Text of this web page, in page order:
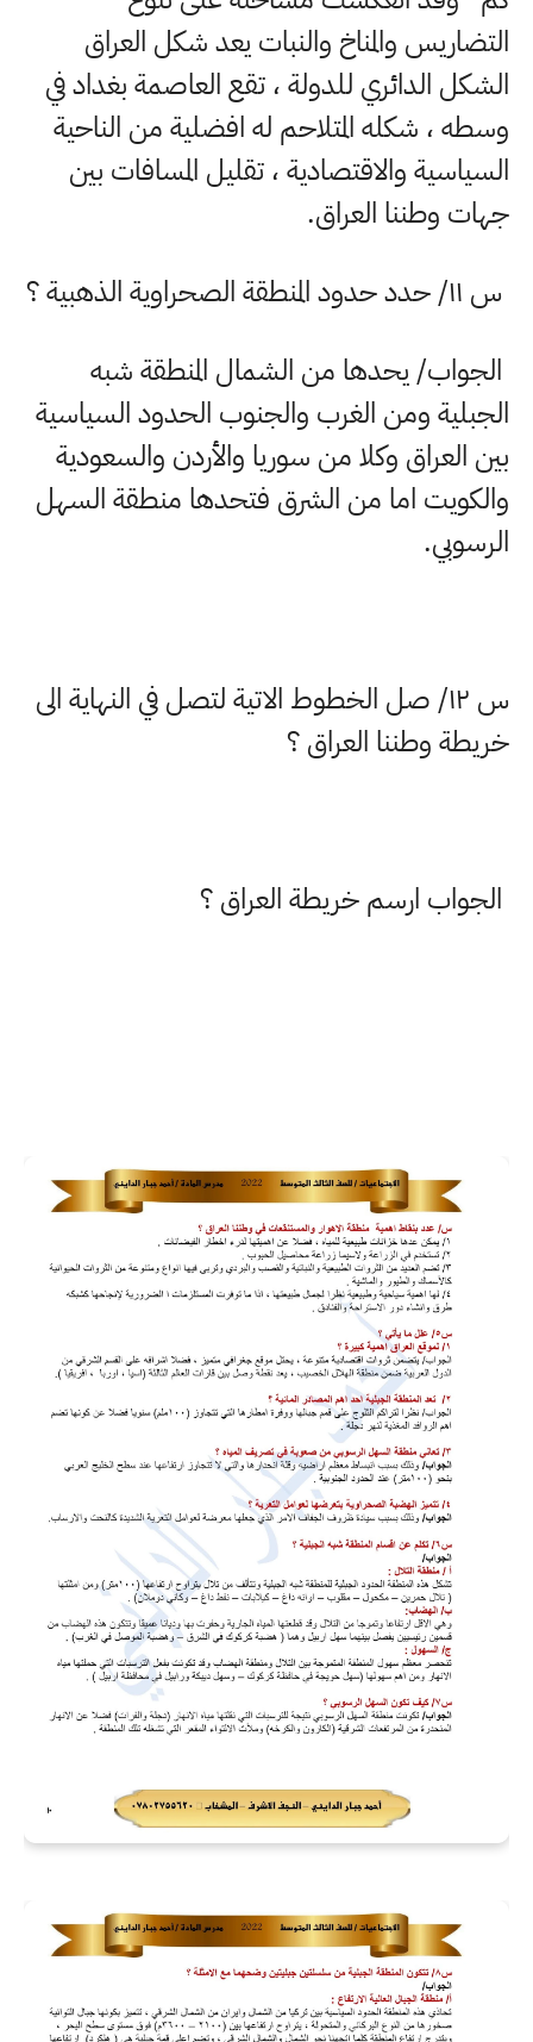
التضاريس والمناخ والنبات يعد شكل العراق
الشكل الدائري للدولة ، تقع العاصمة بغداد في
وسطه ، شكله المتلاحم له افضلية من الناحية
السياسية والاقتصادية ، تقليل المسافات بين
جهات وطننا العراق.
س ۱۱/ حدد حدود المنطقة الصحراوية الذهبية ؟
الجواب/ يحدها من الشمال المنطقة شبه
الجبلية ومن الغرب والجنوب الحدود السياسية
بين العراق وكلا من سوريا والأردن والسعودية
والكويت اما من الشرق فتحدها منطقة السهل
الرسوبي.
س ۱۲/ صل الخطوط الاتية لتصل في النهاية الى
خريطة وطننا العراق ؟
الجواب ارسم خريطة العراق ؟